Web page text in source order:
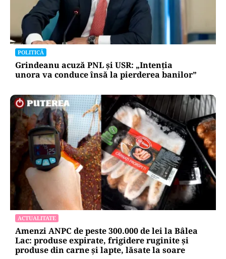
POLITICĂ
Grindeanu acuză PNL și USR: „Intenția
unora va conduce însă la pierderea banilor”
ACTUALITATE
Amenzi ANPC de peste 300.000 de lei la Bâlea
Lac: produse expirate, frigidere ruginite și
produse din carne și lapte, lăsate la soare